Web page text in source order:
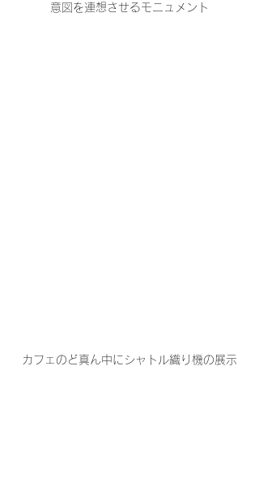
意図を連想させるモニュメント
カフェのど真ん中にシャトル織り機の展示